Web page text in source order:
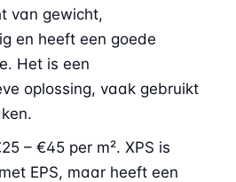
van gewicht,
en heeft een goede
Het is een
oplossing, vaak gebruikt
– €45 per m². XPS is
EPS, maar heeft een